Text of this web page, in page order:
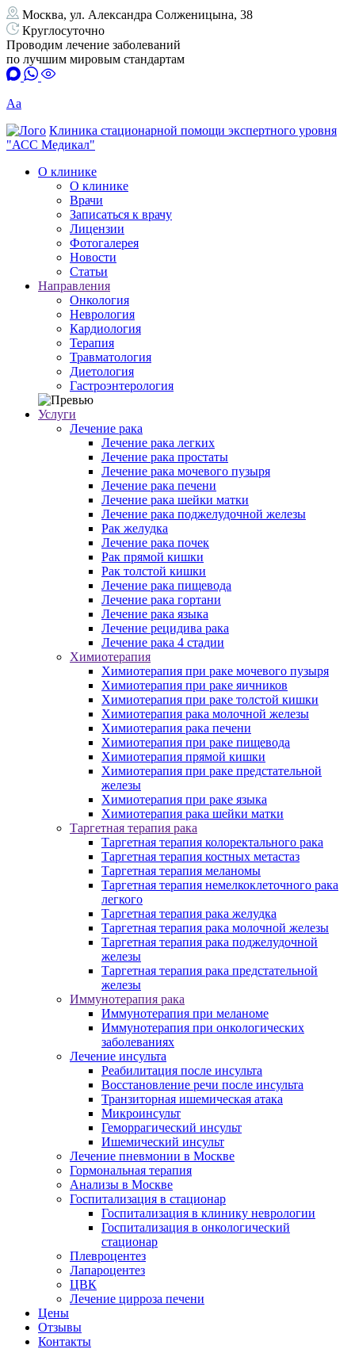
Москва, ул. Александра Солженицына, 38
Круглосуточно
Проводим лечение заболеваний
по лучшим мировым стандартам
Аа
Клиника стационарной помощи экспертного уровня
"АСС Медикал"
О клинике
О клинике
Врачи
Записаться к врачу
Лицензии
Фотогалерея
Новости
Статьи
Направления
Онкология
Неврология
Кардиология
Терапия
Травматология
Диетология
Гастроэнтерология
Услуги
Лечение рака
Лечение рака легких
Лечение рака простаты
Лечение рака мочевого пузыря
Лечение рака печени
Лечение рака шейки матки
Лечение рака поджелудочной железы
Рак желудка
Лечение рака почек
Рак прямой кишки
Рак толстой кишки
Лечение рака пищевода
Лечение рака гортани
Лечение рака языка
Лечение рецидива рака
Лечение рака 4 стадии
Химиотерапия
Химиотерапия при раке мочевого пузыря
Химиотерапия при раке яичников
Химиотерапия при раке толстой кишки
Химиотерапия рака молочной железы
Химиотерапия рака печени
Химиотерапия при раке пищевода
Химиотерапия прямой кишки
Химиотерапия при раке предстательной
железы
Химиотерапия при раке языка
Химиотерапия рака шейки матки
Таргетная терапия рака
Таргетная терапия колоректального рака
Таргетная терапия костных метастаз
Таргетная терапия меланомы
Таргетная терапия немелкоклеточного рака
легкого
Таргетная терапия рака желудка
Таргетная терапия рака молочной железы
Таргетная терапия рака поджелудочной
железы
Таргетная терапия рака предстательной
железы
Иммунотерапия рака
Иммунотерапия при меланоме
Иммунотерапия при онкологических
заболеваниях
Лечение инсульта
Реабилитация после инсульта
Восстановление речи после инсульта
Транзиторная ишемическая атака
Микроинсульт
Геморрагический инсульт
Ишемический инсульт
Лечение пневмонии в Москве
Гормональная терапия
Анализы в Москве
Госпитализация в стационар
Госпитализация в клинику неврологии
Госпитализация в онкологический
стационар
Плевроцентез
Лапароцентез
ЦВК
Лечение цирроза печени
Цены
Отзывы
Контакты